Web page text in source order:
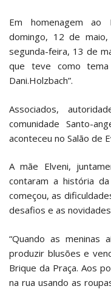
Em homenagem ao
domingo, 12 de maio,
segunda-feira, 13 de
que teve como
Dani.Holzbach”.
Associados,
comunidade Santo-
aconteceu no Salão de
A mãe Elveni,
contaram a história
começou, as
desafios e as
“Quando as meninas
produzir blusões e
Brique da Praça. Aos
na rua usando as